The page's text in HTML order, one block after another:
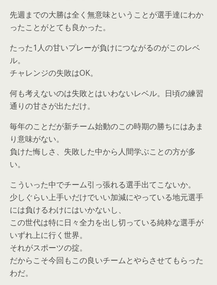
先週までの大勝は全く無意味ということが選手達にわか
ったことがとても良かった。
たった1人の甘いプレーが負けにつながるのがこのレベ
ル。
チャレンジの失敗はOK。
何も考えないのは失敗とはいわないレベル。日頃の練習
通りの甘さが出ただけ。
毎年のことだが新チーム始動のこの時期の勝ちにはあま
り意味がない。
負けた悔しさ、失敗した中から人間学ぶことの方が多
い。
こういった中でチーム引っ張れる選手出てこないか。
少しぐらい上手いだけでいい加減にやっている地元選手
には負けるわけにはいかないし、
この世代は特に日々全力を出し切っている純粋な選手が
いずれ上に行く世界。
それがスポーツの掟。
だからこそ今回もこの良いチームとやらさせてもらった
わだ。